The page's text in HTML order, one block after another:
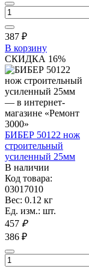
387 ₽
В корзину
СКИДКА 16%
БИБЕР 50122 нож
строительный
усиленный 25мм
В наличии
Код товара:
03017010
Вес: 0.12 кг
Ед. изм.: шт.
457 ₽
386 ₽